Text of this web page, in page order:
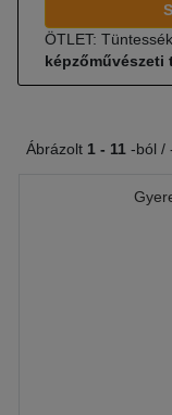
ÖTLET:
képzőművészeti
Ábrázolt 1 - 11 -ból /